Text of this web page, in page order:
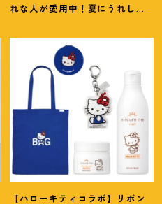
れな人が愛用中 ！ 夏にうれしい
小物5選
【ハローキティコラボ】リボン